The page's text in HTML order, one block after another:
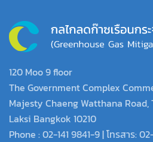
120 Moo 9 floor
The Government Complex
Majesty Chaeng Watthana Road,
Laksi Bangkok 10210
Phone : 02-141 9841-9 | โทรสาร: